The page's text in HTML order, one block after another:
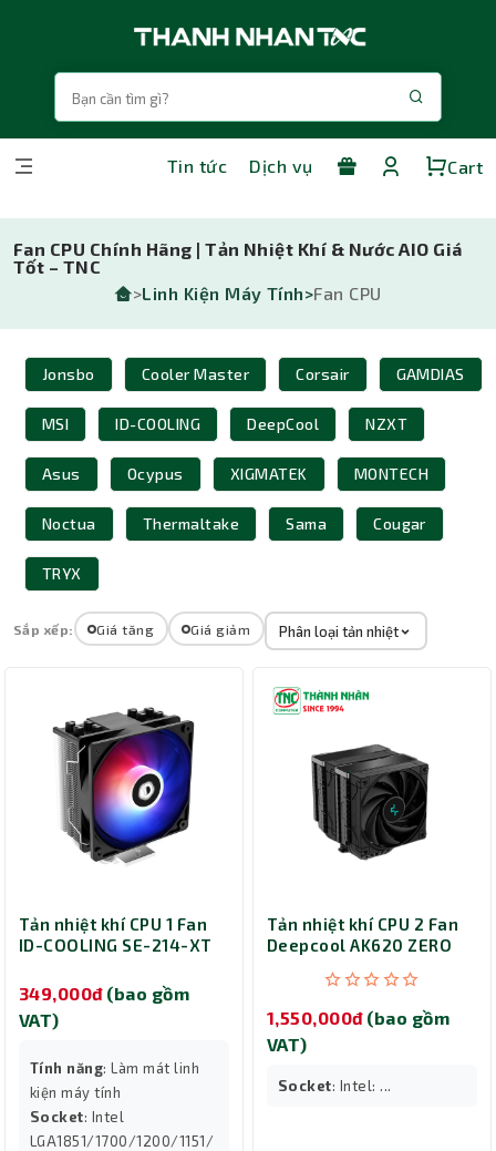
Tin tức Dịch vụ Cart
Fan CPU Chính Hãng | Tản Nhiệt Khí & Nước AIO Giá
Tốt – TNC
>Linh Kiện Máy Tính>Fan CPU
Jonsbo Cooler Master Corsair GAMDIAS
MSI ID-COOLING DeepCool NZXT
Asus Ocypus XIGMATEK MONTECH
Noctua Thermaltake Sama Cougar
TRYX
Sắp xếp: Giá tăng Giá giảm Phân loại tản nhiệt
Tản nhiệt khí CPU 1 Fan
ID-COOLING SE-214-XT
349,000đ (bao gồm
VAT)
Tính năng: Làm mát linh
kiện máy tính
Socket: Intel
LGA1851/1700/1200/1151/
Tản nhiệt khí CPU 2 Fan
Deepcool AK620 ZERO
1,550,000đ (bao gồm
VAT)
Socket: Intel: ...